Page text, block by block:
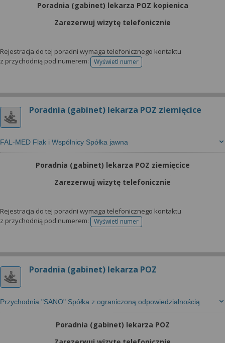
Poradnia (gabinet) lekarza POZ kopienica
Zarezerwuj wizytę telefonicznie
Rejestracja do tej poradni wymaga telefonicznego kontaktu
z przychodnią pod numerem:
Wyświetl numertelefonu do rejestracji
Poradnia (gabinet) lekarza POZ ziemięcice
FAL-MED Flak i Wspólnicy Spółka jawna
Poradnia (gabinet) lekarza POZ ziemięcice
Zarezerwuj wizytę telefonicznie
Rejestracja do tej poradni wymaga telefonicznego kontaktu
z przychodnią pod numerem:
Wyświetl numertelefonu do rejestracji
Poradnia (gabinet) lekarza POZ
Przychodnia "SANO" Spółka z ograniczoną odpowiedzialnością
Poradnia (gabinet) lekarza POZ